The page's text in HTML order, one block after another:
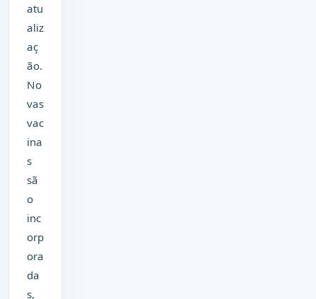
atu
aliz
aç
ão.
No
vas
vac
ina
s
sã
o
inc
orp
ora
da
s,